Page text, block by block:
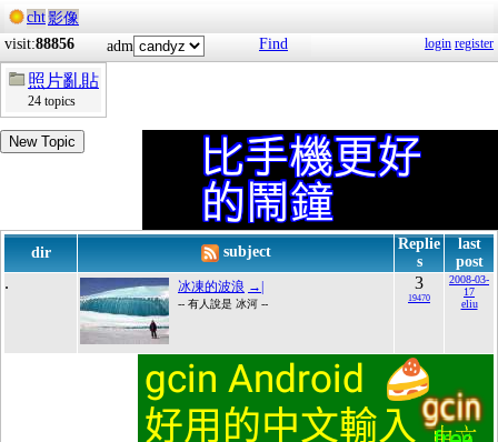
cht影像
visit:88856 adm Find login register
照片亂貼
24 topics
New Topic
dir subject
Replie
s
last
post
. 冰凍的波浪 →|
-- 有人說是 冰河 --
3
19470
2008-03-
17
eliu